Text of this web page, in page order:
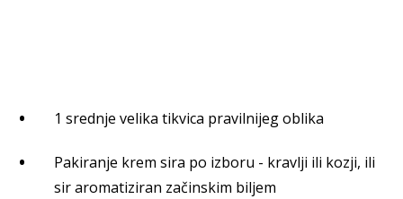
1 srednje velika tikvica pravilnijeg oblika
Pakiranje krem sira po izboru - kravlji ili kozji, ili
sir aromatiziran začinskim biljem